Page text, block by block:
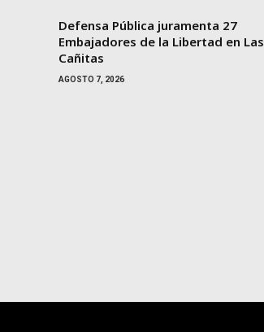
Defensa Pública juramenta 27
Embajadores de la Libertad en Las
Cañitas
AGOSTO 7, 2026